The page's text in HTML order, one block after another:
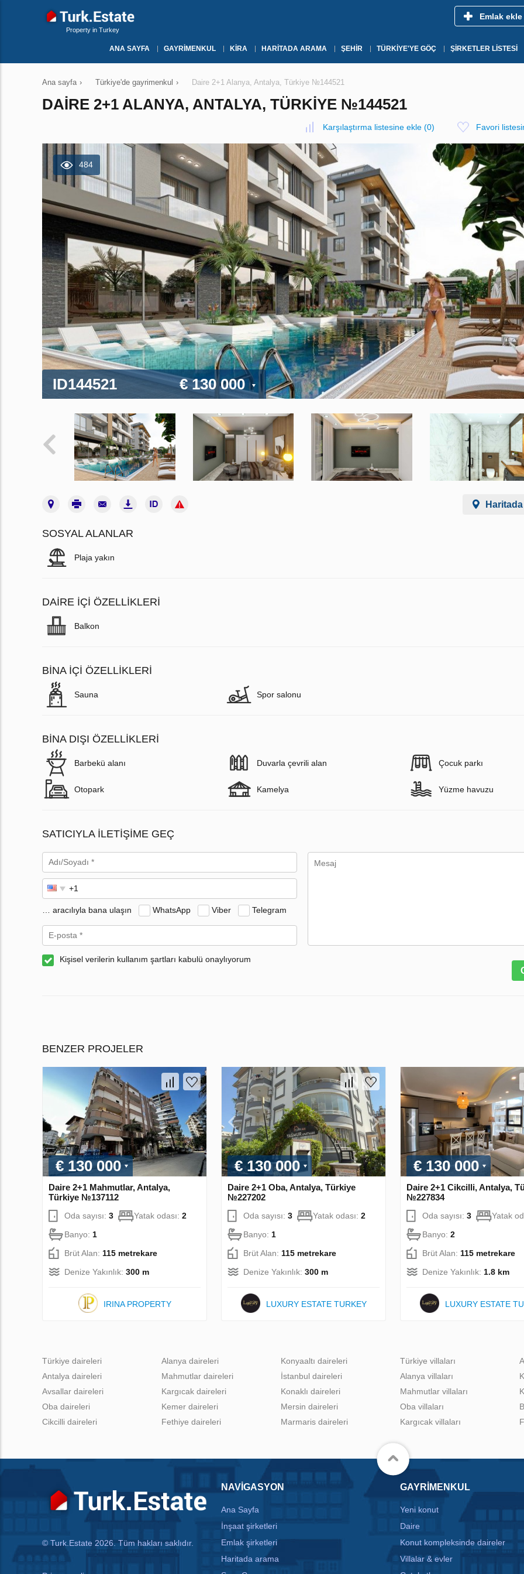
Property in Turkey
Emlak ekle
ANA SAYFA GAYRIMENKUL KIRA HARITADA ARAMA ŞEHIR TÜRKIYE'YE GÖÇ ŞIRKETLER LISTESI
Ana sayfa › Türkiye'de gayrimenkul › Daire 2+1 Alanya, Antalya, Türkiye №144521
DAIRE 2+1 ALANYA, ANTALYA, TÜRKIYE №144521
Karşılaştırma listesine ekle (0) Favori
484
ID144521 € 130 000
SOSYAL ALANLAR
Plaja yakın
DAIRE IÇI ÖZELLIKLERI
Balkon
BINA İÇI ÖZELLIKLERI
Sauna Spor salonu
BINA DIŞI ÖZELLIKLERI
Barbekü alanı Duvarla çevrili alan Çocuk parkı
Otopark Kamelya Yüzme havuzu
SATICIYLA ILETIŞIME GEÇ
… aracılıyla bana ulaşın WhatsApp Viber Telegram
Kişisel verilerin kullanım şartları kabulü onaylıyorum
BENZER PROJELER
€ 130 000
Daire 2+1 Mahmutlar, Antalya,
Türkiye №137112
Oda sayısı: 3 Yatak odası: 2
Banyo: 1
Brüt Alan: 115 metrekare
Denize Yakınlık: 300 m
IRINA PROPERTY
€ 130 000
Daire 2+1 Oba, Antalya, Türkiye
№227202
Oda sayısı: 3 Yatak odası: 2
Banyo: 1
Brüt Alan: 115 metrekare
Denize Yakınlık: 300 m
LUXURY ESTATE TURKEY
€ 130 000
Daire 2+1 Cikcilli, Antalya,
№227834
Oda sayısı: 3 Yatak
Banyo: 2
Brüt Alan: 115 metrekare
Denize Yakınlık: 1.8 km
LUXURY ESTATE
Türkiye daireleri
Antalya daireleri
Avsallar daireleri
Oba daireleri
Cikcilli daireleri
Alanya daireleri
Mahmutlar daireleri
Kargıcak daireleri
Kemer daireleri
Fethiye daireleri
Konyaaltı daireleri
İstanbul daireleri
Konaklı daireleri
Mersin daireleri
Marmaris daireleri
Türkiye villaları
Alanya villaları
Mahmutlar villaları
Oba villaları
Kargıcak villaları
© Turk.Estate 2026. Tüm hakları saklıdır.
NAVIGASYON
Ana Sayfa
İnşaat şirketleri
Emlak şirketleri
Haritada arama
GAYRIMENKUL
Yeni konut
Daire
Konut kompleksinde daireler
Villalar & evler